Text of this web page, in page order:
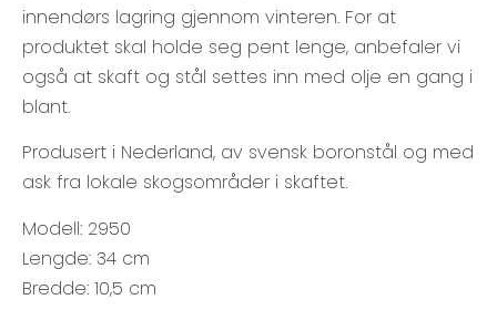
innendørs lagring gjennom vinteren. For at
produktet skal holde seg pent lenge, anbefaler vi
også at skaft og stål settes inn med olje en gang i
blant.
Produsert i Nederland, av svensk boronstål og med
ask fra lokale skogsområder i skaftet.
Modell: 2950
Lengde: 34 cm
Bredde: 10,5 cm